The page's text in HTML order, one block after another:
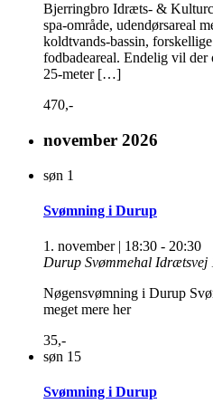
Bjerringbro Idræts- &
spa-område, udendørsareal
koldtvands-bassin,
fodbadeareal. Endelig vil der
25-meter […]
470,-
november 2026
søn 1
Svømning i Durup
1. november | 18:30 - 20:30
Durup Svømmehal Idrætsvej
Nøgensvømning i Durup
meget mere her
35,-
søn 15
Svømning i Durup